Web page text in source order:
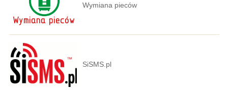
Wymiana pieców
SiSMS.pl